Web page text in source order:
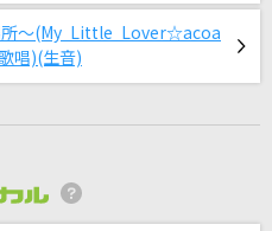
所～(My Little Lover☆acoa
唱)(生音)